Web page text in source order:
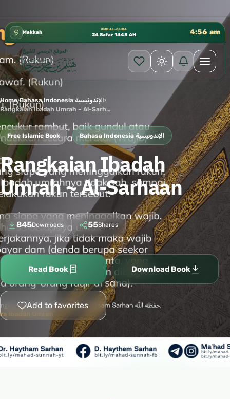
Makkah
UMM AL-QURA
24 Safar 1448 AH 4:56 am
Home› Bahasa Indonesia الإندونيسية ›
Rangkaian Ibadah Umrah ~ Al-Sarhaan
Free Islamic Book Bahasa Indonesia الإندونيسية
Rangkaian Ibadah
Umrah ~ Al-Sarhaan
845Downloads 55Shares
Read Book Download Book
Add to favorites